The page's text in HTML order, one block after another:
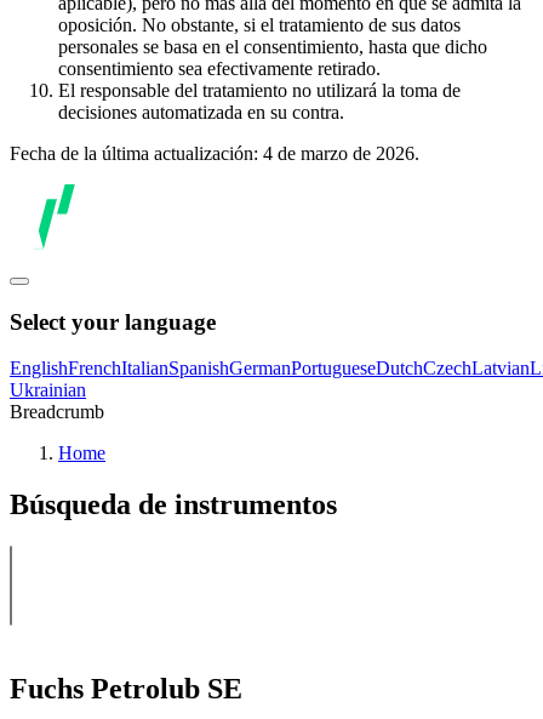
oposición. No obstante, si el tratamiento de sus datos
personales se basa en el consentimiento, hasta que dicho
consentimiento sea efectivamente retirado.
El responsable del tratamiento no utilizará la toma de
decisiones automatizada en su contra.
Fecha de la última actualización: 4 de marzo de 2026.
Select your language
EnglishFrenchItalianSpanishGermanPortugueseDutchCzechLatvian
Ukrainian
Breadcrumb
Home
Búsqueda de instrumentos
Fuchs Petrolub SE